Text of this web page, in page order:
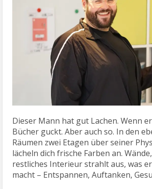
Dieser Mann hat gut Lachen. Wenn
Bücher guckt. Aber auch so. In den
Räumen zwei Etagen über seiner
lächeln dich frische Farben an.
restliches Interieur strahlt aus, was
macht – Entspannen, Auftanken,